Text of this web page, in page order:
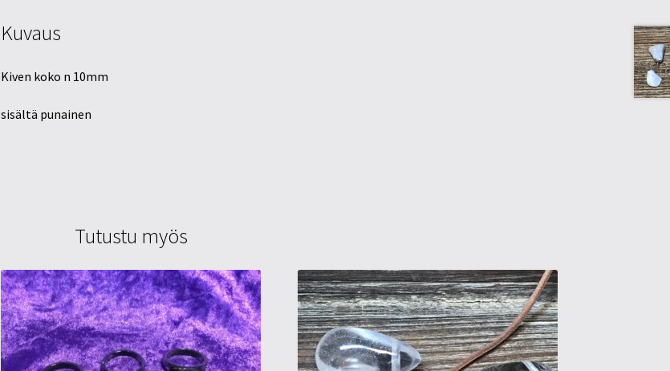
Kuvaus
Kiven koko n 10mm
sisältä punainen
Tutustu myös